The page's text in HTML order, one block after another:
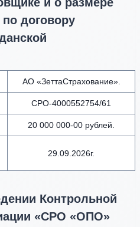
договору
АО «ЗеттаСтрахование».
СРО-4000552754/61
20 000 000-00 рублей.
29.09.2026г.
Контрольной
«СРО «ОПО»